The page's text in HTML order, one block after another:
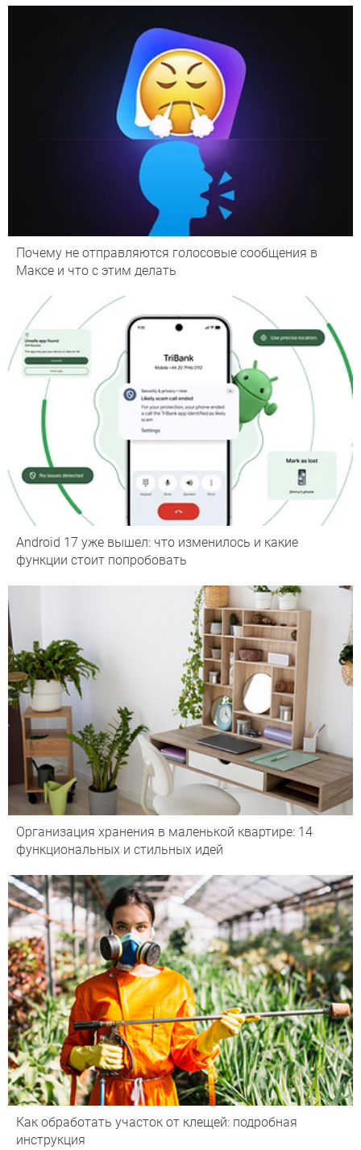
Почему не отправляются голосовые сообщения в
Максе и что с этим делать
Android 17 уже вышел: что изменилось и какие
функции стоит попробовать
Организация хранения в маленькой квартире: 14
функциональных и стильных идей
Как обработать участок от клещей: подробная
инструкция